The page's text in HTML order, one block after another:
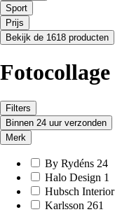
Sport
Prijs
Bekijk de 1618 producten
Fotocollage
Filters
Binnen 24 uur verzonden
Merk
By Rydéns 24
Halo Design 1
Hubsch Interior
Karlsson 261